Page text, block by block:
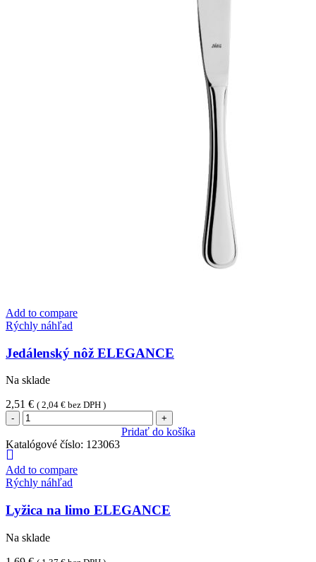
Add to compare
Rýchly náhľad
Jedálenský nôž ELEGANCE
Na sklade
2,51 € ( 2,04 € bez DPH )
množstvo
Jedálenský
nôž
ELEGANCE
Pridať do košíka
Katalógové číslo: 123063
Add to compare
Rýchly náhľad
Lyžica na limo ELEGANCE
Na sklade